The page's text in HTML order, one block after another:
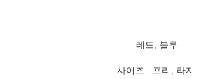
레드, 블루
사이즈 - 프리, 라지